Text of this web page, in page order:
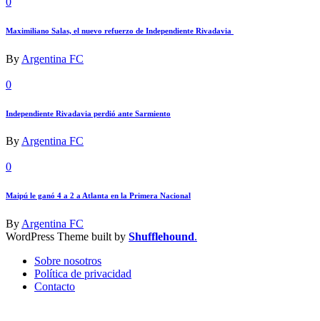
Maximiliano Salas, el nuevo refuerzo de Independiente Rivadavia
By Argentina FC
0
Independiente Rivadavia perdió ante Sarmiento
ByArgentina FC
0
Maipú le ganó 4 a 2 a Atlanta en la Primera Nacional
ByArgentina FC
WordPress Theme built by Shufflehound.
Sobre nosotros
Política de privacidad
Contacto